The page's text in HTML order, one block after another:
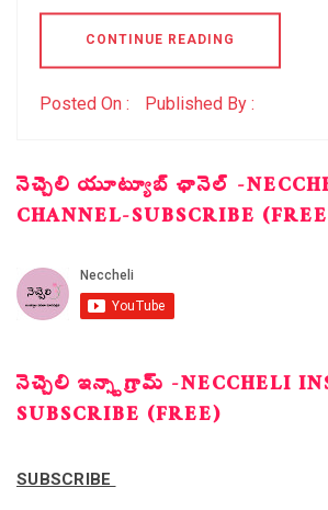
CONTINUE READING
Posted On : Published By :
నెచ్చెలి యూట్యూబ్ ఛానెల్ -
CHANNEL-SUBSCRIBE
నెచ్చెలి ఇన్స్టాగ్రామ్ -NECCHELI
SUBSCRIBE (FREE)
SUBSCRIBE